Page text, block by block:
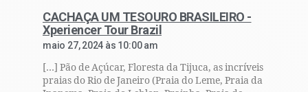
CACHAÇA UM TESOURO BRASILEIRO -
Xperiencer Tour Brazil
maio 27, 2024 às 10:00 am
[…] Pão de Açúcar, Floresta da Tijuca, as incríveis
praias do Rio de Janeiro (Praia do Leme, Praia da